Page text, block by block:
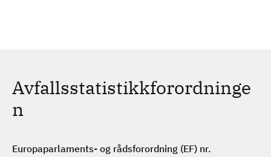
Avfallsstatistikkforordninge
n
Europaparlaments- og rådsforordning (EF) nr.